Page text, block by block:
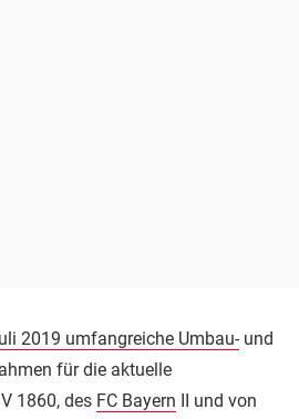
2019 umfangreiche Umbau- und
für die aktuelle
1860, des FC Bayern II und von